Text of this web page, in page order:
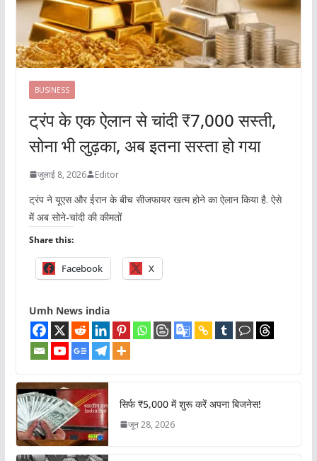
BUSINESS
ट्रंप के एक ऐलान से चांदी ₹7,000 सस्ती,
सोना भी लुढ़का, अब इतना सस्ता हो गया
जुलाई 8, 2026 Editor
ट्रंप ने यूएस और ईरान के बीच सीजफायर खत्म होने का ऐलान किया है. ऐसे
में अब सोने-चांदी की कीमतों
Share this:
Facebook X
Umh News india
सिर्फ ₹5,000 में शुरू करें अपना बिजनेस!
जून 28, 2026